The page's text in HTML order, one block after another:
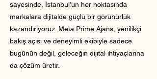
sayesinde, İstanbul’un her noktasında
markalara dijitalde güçlü bir görünürlük
kazandırıyoruz. Meta Prime Ajans, yenilikçi
bakış açısı ve deneyimli ekibiyle sadece
bugünün değil, geleceğin dijital ihtiyaçlarına
da çözüm üretir.